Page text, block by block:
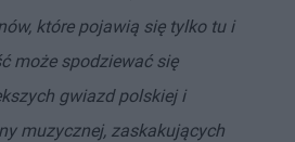
które pojawią się tylko tu i
może spodziewać się
gwiazd polskiej i
muzycznej, zaskakujących